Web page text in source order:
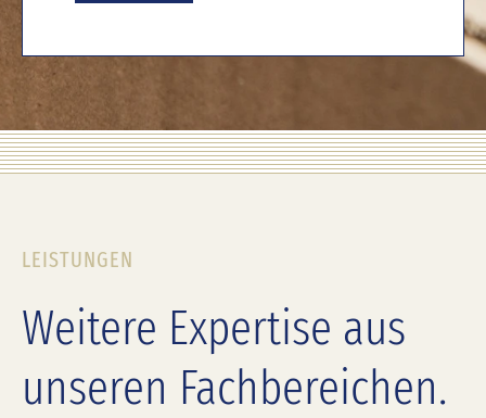
LEISTUNGEN
Weitere Expertise aus
unseren Fachbereichen.